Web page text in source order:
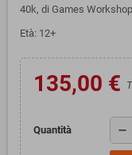
40k, di Games
Età: 12+
135,00 €
Quantità remove